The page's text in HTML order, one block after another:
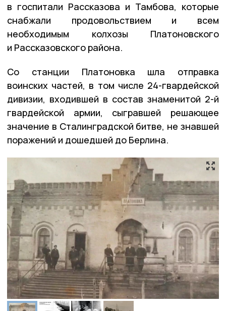
в госпитали Рассказова и Тамбова, которые
снабжали продовольствием и всем
необходимым колхозы Платоновского
и Рассказовского района.
Со станции Платоновка шла отправка
воинских частей, в том числе 24-гвардейской
дивизии, входившей в состав знаменитой 2-й
гвардейской армии, сыгравшей решающее
значение в Сталинградской битве, не знавшей
поражений и дошедшей до Берлина.